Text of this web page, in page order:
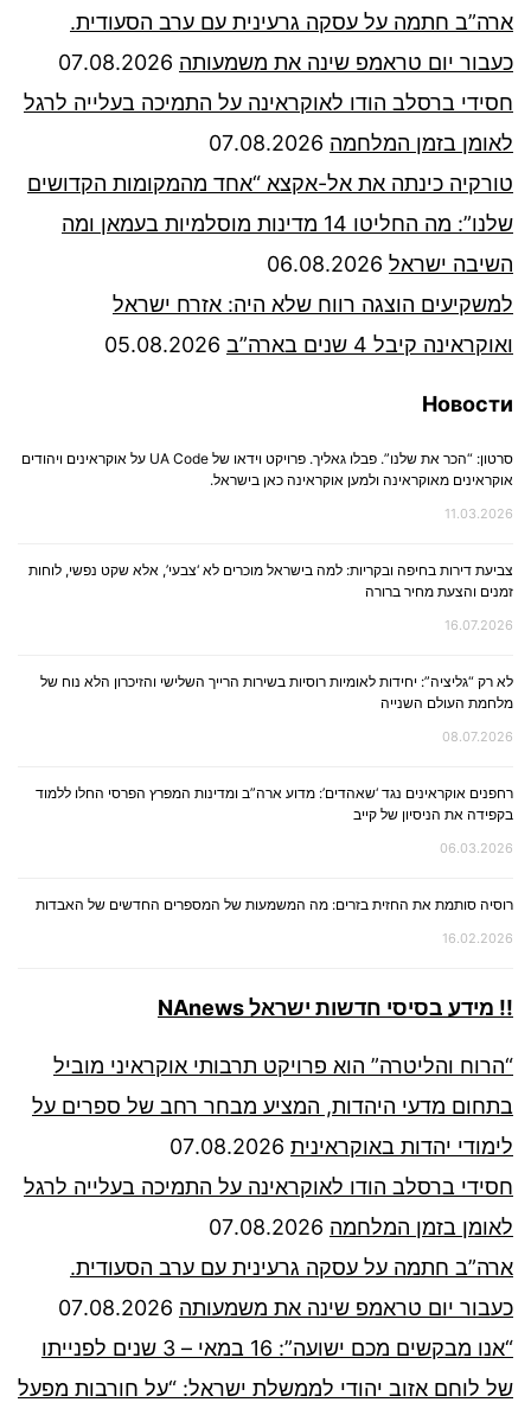
ארה”ב חתמה על עסקה גרעינית עם ערב הסעודית.
כעבור יום טראמפ שינה את משמעותה 07.08.2026
חסידי ברסלב הודו לאוקראינה על התמיכה בעלייה לרגל
לאומן בזמן המלחמה 07.08.2026
טורקיה כינתה את אל-אקצא “אחד מהמקומות הקדושים
שלנו”: מה החליטו 14 מדינות מוסלמיות בעמאן ומה
השיבה ישראל 06.08.2026
למשקיעים הוצגה רווח שלא היה: אזרח ישראל
ואוקראינה קיבל 4 שנים בארה”ב
05.08.2026
Новости
סרטון: “הכר את שלנו”. פבלו גאליך. פרויקט וידאו של UA Code על אוקראינים ויהודים
אוקראינים מאוקראינה ולמען אוקראינה כאן בישראל.
11.03.2026
צביעת דירות בחיפה ובקריות: למה בישראל מוכרים לא ‘צבעי’, אלא שקט נפשי, לוחות
זמנים והצעת מחיר ברורה
16.07.2026
לא רק “גליציה”: יחידות לאומיות רוסיות בשירות הרייך השלישי והזיכרון הלא נוח של
מלחמת העולם השנייה
08.07.2026
רחפנים אוקראינים נגד ‘שאהדים’: מדוע ארה”ב ומדינות המפרץ הפרסי החלו ללמוד
בקפידה את הניסיון של קייב
06.03.2026
רוסיה סותמת את החזית בזרים: מה המשמעות של המספרים החדשים של האבדות
16.02.2026
!! מידע בסיסי חדשות ישראל NAnews
“הרוח והליטרה” הוא פרויקט תרבותי אוקראיני מוביל
בתחום מדעי היהדות, המציע מבחר רחב של ספרים על
לימודי יהדות באוקראינית 07.08.2026
חסידי ברסלב הודו לאוקראינה על התמיכה בעלייה לרגל
לאומן בזמן המלחמה 07.08.2026
ארה”ב חתמה על עסקה גרעינית עם ערב הסעודית.
כעבור יום טראמפ שינה את משמעותה 07.08.2026
“אנו מבקשים מכם ישועה”: 16 במאי – 3 שנים לפנייתו
של לוחם אזוב יהודי לממשלת ישראל: “על חורבות מפעל